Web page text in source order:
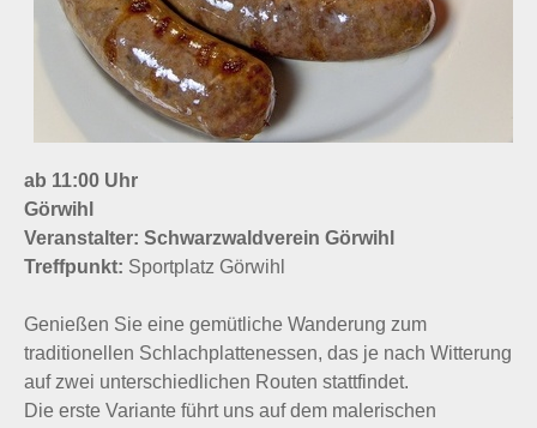
ab 11:00 Uhr
Görwihl
Veranstalter: Schwarzwaldverein Görwihl
Treffpunkt: Sportplatz Görwihl
Genießen Sie eine gemütliche Wanderung zum
traditionellen Schlachplattenessen, das je nach Witterung
auf zwei unterschiedlichen Routen stattfindet.
Die erste Variante führt uns auf dem malerischen